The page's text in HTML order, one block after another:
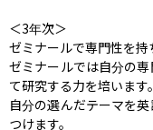
＜3年次＞
ゼミナールで専門性を
ゼミナールでは自分の
て研究する力を培います。
自分の選んだテーマを
つけます。